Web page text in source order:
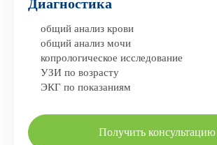
Диагностика
общий анализ крови
общий анализ мочи
копрологическое исследование
УЗИ по возрасту
ЭКГ по показаниям
Получить консультацию